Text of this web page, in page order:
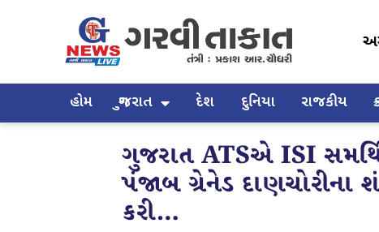
હોમ ગુજરાત દેશ દુનિયા રાજકીય
ગુજરાત ATSએ ISI
પંજાબ ગ્રેનેડ દાણચોરીના
કરી…